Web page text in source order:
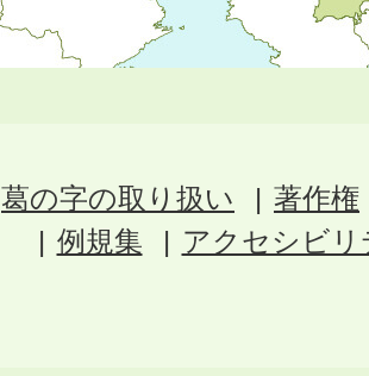
葛の字の取り扱い
著作権
例規集
アクセシビ